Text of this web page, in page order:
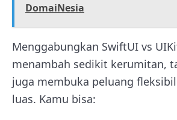
DomaiNesia
Menggabungkan SwiftUI vs
menambah sedikit kerumitan,
juga membuka peluang
luas. Kamu bisa: